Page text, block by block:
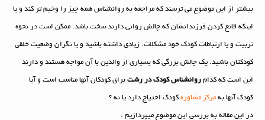
بیشتر از این موضوع می ترسند که مراجعه به روانشناس همه چیز را وخیم تر کند و یا
اینکه قانع کردن فرزندانشان که چالش روانی دارند سخت باشد. ممکن است در نحوه
تربیت و یا ارتباطات کودک خود مشکلات. زیادی داشته باشید و یا نگران وضعیت خلقی
کودکتان باشید. یک چالش بزرگی که بسیاری از والدین با آن مواجه هستند و دارند
این است که کدامروانشناس کودک در رشتبرای کودکان آنها مناسب است و آیا
کودک آنها بهمرکز مشاورهکودک احتیاج دارد یا نه ؟
در این مقاله به بررسی این موضوع میپردازیم :